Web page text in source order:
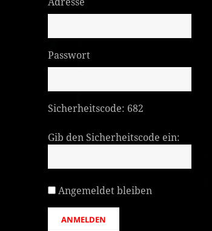
Passwort
Sicherheitscode: 682
Gib den Sicherheitscode ein:
Angemeldet bleiben
ANMELDEN